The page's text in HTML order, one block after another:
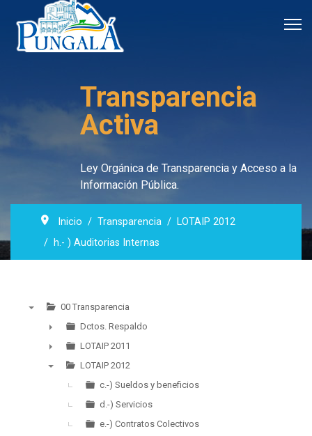
Transparencia
Activa
Ley Orgánica de Transparencia y Acceso a la
Información Pública.
Inicio Transparencia
LOTAIP 2012
h.- ) Auditorias Internas
00 Transparencia
►
Dctos. Respaldo
►
LOTAIP 2011
LOTAIP 2012
c.-) Sueldos y beneficios
d.-) Servicios
e.-) Contratos Colectivos